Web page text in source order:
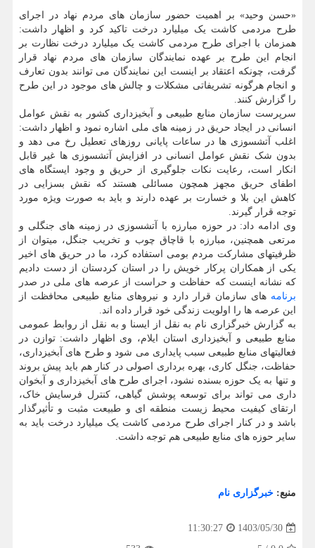
«حسن وحید» بر اهمیت حضور سازمان های مردم نهاد در اجرای
طرح مردمی کاشت یک میلیارد درخت تاکید کرد و اظهار داشت:
همزمان با اجرای طرح مردمی کاشت یک میلیارد درخت نظارت بر
انجام این طرح بر عهده نمایندگان سازمان های مردم نهاد قرار
گرفت، چونکه اعتقاد بر اینست این نمایندگان می توانند بدون تعارف
و انجام هرگونه تشریفاتی مشکلات و چالش های موجود در این طرح
را گزارش کنند.
سرپرست سازمان منابع طبیعی و آبخیزداری کشور به نقش عوامل
انسانی در ایجاد حریق در زمینه های ملی اشاره نمود و اظهار داشت:
اغلب آتشسوزی ها در ساعات پایانی روزهای تعطیل رخ می دهد و
بدون شک نقش عوامل انسانی در افزایش آتشسوزی ها غیر قابل
انکار است، رعایت نکات جلوگیری از حریق و وجود ایستگاه های
اطفای حریق مجهز همچون مسائلی هستند که نقش بسزایی در
کاهش این بلا و خسارت بر عهده دارند و باید به صورت ویژه مورد
توجه قرار گیرند.
وی ادامه داد: در حوزه مبارزه با آتشسوزی در زمینه های جنگلی و
مرتعی همچنین، مبارزه با قاچاق چوب و تخریب جنگل، میتوان از
ظرفیتهای مشارکت مردم بومی استفاده کرد، ما در حریق های اخیر
یکی از همکاران پرکار خویش را در استان کردستان از دست دادیم
که نشانه اینست که حفاظت و حراست از عرصه های ملی در صدر
برنامه های سازمان قرار دارد و نیروهای منابع طبیعی محافظت از
این عرصه ها را اولویت زندگی خود قرار داده اند.
به گزارش خبرگزاری نام به نقل از ایسنا و به نقل از روابط عمومی
منابع طبیعی و آبخیزداری استان ایلام، وی اظهار داشت: توازن در
فعالیتهای منابع طبیعی سبب پایداری می شود و طرح های آبخیزداری،
حفاظت، جنگل کاری، بهره برداری اصولی در کنار هم باید پیش بروند
و تنها به یک حوزه بسنده نشود، اجرای طرح های آبخیزداری و آبخوان
داری می تواند برای توسعه پوشش گیاهی، کنترل فرسایش خاک،
ارتقای کیفیت محیط زیست منطقه ای و طبیعت مثبت و تأثیرگذار
باشد و در کنار اجرای طرح مردمی کاشت یک میلیارد درخت باید به
سایر حوزه های منابع طبیعی هم توجه داشت.
منبع: خبرگزاری نام
1403/05/30
11:30:27